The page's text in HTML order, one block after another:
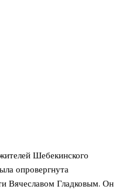
Шебекинского
опровергнута
Вячеславом Гладковым. Он